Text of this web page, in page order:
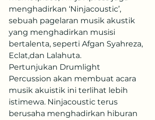
menghadirkan ‘Ninjacoustic’,
sebuah pagelaran musik akustik
yang menghadirkan musisi
bertalenta, seperti Afgan Syahreza,
Eclat,dan Lalahuta.
Pertunjukan Drumlight
Percussion akan membuat acara
musik akuistik ini terlihat lebih
istimewa. Ninjacoustic terus
berusaha menghadirkan hiburan